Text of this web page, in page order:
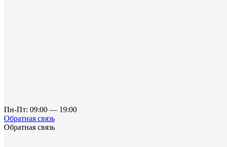
Пн-Пт: 09:00 — 19:00
Обратная связь
Обратная связь